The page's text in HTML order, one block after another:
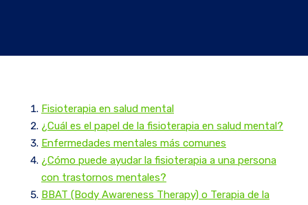
Fisioterapia en salud mental
¿Cuál es el papel de la fisioterapia en salud mental?
Enfermedades mentales más comunes
¿Cómo puede ayudar la fisioterapia a una persona
con trastornos mentales?
BBAT (Body Awareness Therapy) o Terapia de la